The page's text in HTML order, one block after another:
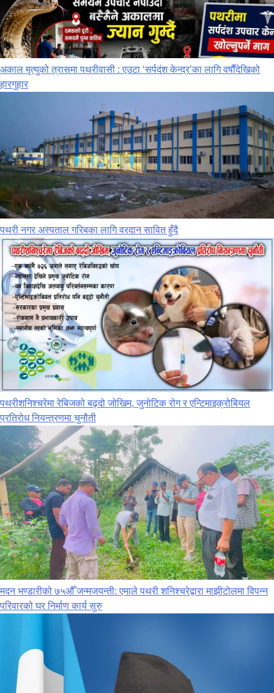
अकाल मृत्युको त्रासमा पथरीवासी : एउटा ‘सर्पदंश केन्द्र’का लागि वर्षौंदेखिको
हारगुहार
पथरी नगर अस्पताल गरिबका लागि वरदान सावित हुँदै
पथरीशनिश्‍चरेमा रेबिजको बढ्दो जोखिम, जुनोटिक रोग र एन्टिमाइक्रोबियल
प्रतिरोध नियन्त्रणमा चुनौती
मदन भण्डारीको ७५औँ जन्मजयन्ती: एमाले पथरी शनिश्चरेद्वारा माझीटोलमा विपन्न
परिवारको घर निर्माण कार्य सुरु